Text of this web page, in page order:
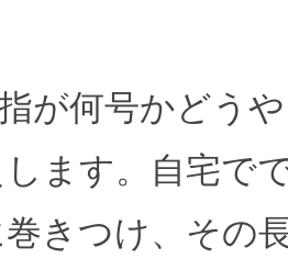
指が何号かどう
ます。自宅で
きつけ、その